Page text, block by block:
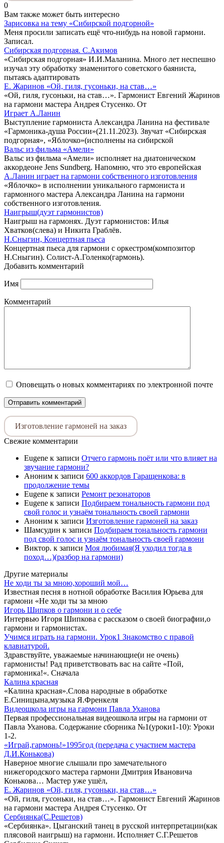
0
Вам также может быть интересно
Зарисовка на тему «Сибирской подгорной»
Меня просили записать ещё что-нибудь на новой гармони.
Записал.
Сибирская подгорная. С.Акимов
«Сибирская подгорная» И.И.Маланина. Много лет неспешно
изучал эту обработку знаменитого советского баяниста,
пытаясь адаптировать
Е. Жаринов «Ой, гиля, гусоньки, на став…»
«Ой, гиля, гусоньки, на став…». Гармонист Евгений Жаринов
на гармони мастера Андрея Стусенко. От
Играет А.Ланин
Выступление гармониста Александра Ланина на фестивале
«Гармоника-душа России»(21.11.2023). Звучат «Сибирская
подгорная», «Яблочко»(исполнены на сибирской
Вальс из фильма «Амели»
Вальс из фильма «Амели» исполняет на диатоническом
аккордеоне Jens Sundberg. Напомню, что это европейская
А.Ланин играет на гармони собственного изготовления
«Яблочко» в исполнении уникального гармониста и
гармонного мастера Александра Ланина на гармони
собственного изготовления.
Наигрыш(дуэт гармонистов)
Наигрыш на гармонях. Дуэт гармонистов: Илья
Хватков(слева) и Никита Граблёв.
Н.Сныгин, Концертная пьеса
Концертная пьеса для гармони с оркестром(композитор
Н.Сныгин). Солист-А.Голенко(гармонь).
Добавить комментарий
Имя
Комментарий
Оповещать о новых комментариях по электронной почте
Изготовление гармоней на заказ
Свежие комментарии
Eugene к записи Отчего гармонь поёт или что влияет на
звучание гармони?
Аноним к записи 600 аккордов Гаращенкова: в
продолжение темы
Eugene к записи Ремонт резонаторов
Eugene к записи Подбираем тональность гармони под
свой голос и узнаём тональность своей гармони
Аноним к записи Изготовление гармоней на заказ
Шамсудин к записи Подбираем тональность гармони
под свой голос и узнаём тональность своей гармони
Виктор. к записи Моя любимая(Я уходил тогда в
поход…)(разбор на гармони)
Другие материалы
Не ходи ты за мною,хороший мой…
Известная песня в нотной обработке Василия Юрьева для
гармони «Не ходи ты за мною
Игорь Шипков о гармони и о себе
Интервью Игоря Шипкова с рассказом о своей биографии,о
гармони и гармонистах.
Учимся играть на гармони. Урок1 Знакомство с правой
клавиатурой.
Здравствуйте, уважаемые начинающие(и не очень)
гармонисты! Рад приветствовать вас на сайте «Пой,
гармоника!«. Сначала
Калина красная
«Калина красная».Слова народные в обработке
Е.Синицына,музыка Я.Френкеля
Видеошкола игры на гармони Павла Уханова
Первая профессиональная видеошкола игры на гармони от
Павла Уханова. Содержание сборника №1(уроки1-10): Уроки
1-2.
«Играй,гармонь!»1995год (передача с участием мастера
Д.И.Конькова)
Наверное многие слышали про замечательного
нижегородского мастера гармони Дмитрия Ивановича
Конькова… Мастер уже ушёл,
Е. Жаринов «Ой, гиля, гусоньки, на став…»
«Ой, гиля, гусоньки, на став…». Гармонист Евгений Жаринов
на гармони мастера Андрея Стусенко. От
Сербиянка(С.Решетов)
«Сербиянка». Цыганский танец в русской интерпретации(как
плясовой наигрыш) на гармони. Исполняет С.Г.Решетов